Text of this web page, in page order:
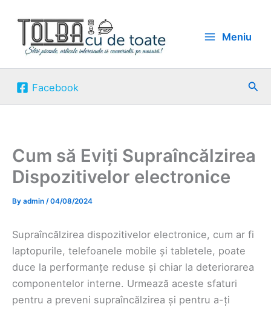
content
Meniu
Facebook
Cum să Eviți Supraîncălzirea
Dispozitivelor electronice
By admin /04/08/2024
Supraîncălzirea dispozitivelor electronice, cum ar fi
laptopurile, telefoanele mobile și tabletele, poate
duce la performanțe reduse și chiar la deteriorarea
componentelor interne. Urmează aceste sfaturi
pentru a preveni supraîncălzirea și pentru a-ți